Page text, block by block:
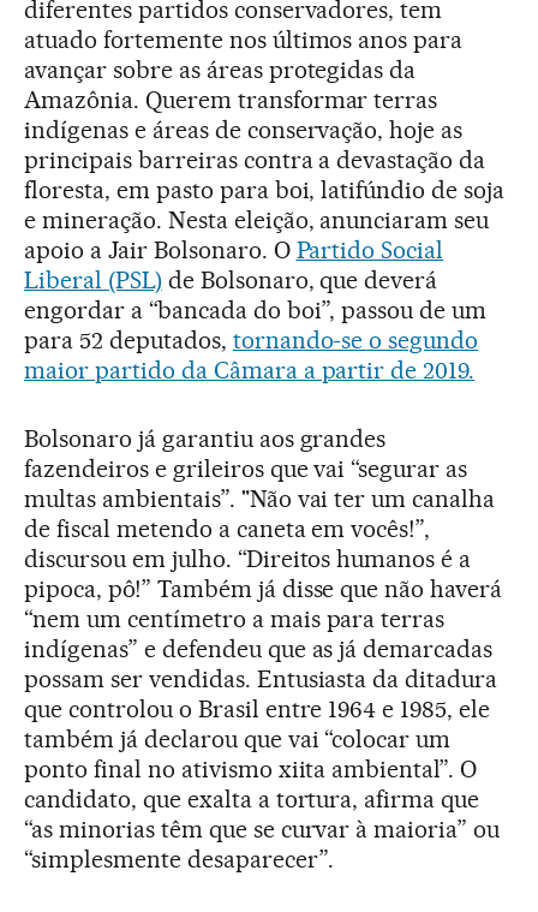
diferentes partidos conservadores, tem
atuado fortemente nos últimos anos para
avançar sobre as áreas protegidas da
Amazônia. Querem transformar terras
indígenas e áreas de conservação, hoje as
principais barreiras contra a devastação da
floresta, em pasto para boi, latifúndio de soja
e mineração. Nesta eleição, anunciaram seu
apoio a Jair Bolsonaro. O Partido Social
Liberal (PSL) de Bolsonaro, que deverá
engordar a “bancada do boi”, passou de um
para 52 deputados, tornando-se o segundo
maior partido da Câmara a partir de 2019.
Bolsonaro já garantiu aos grandes
fazendeiros e grileiros que vai “segurar as
multas ambientais”. "Não vai ter um canalha
de fiscal metendo a caneta em vocês!”,
discursou em julho. “Direitos humanos é a
pipoca, pô!” Também já disse que não haverá
“nem um centímetro a mais para terras
indígenas” e defendeu que as já demarcadas
possam ser vendidas. Entusiasta da ditadura
que controlou o Brasil entre 1964 e 1985, ele
também já declarou que vai “colocar um
ponto final no ativismo xiita ambiental”. O
candidato, que exalta a tortura, afirma que
“as minorias têm que se curvar à maioria” ou
“simplesmente desaparecer”.